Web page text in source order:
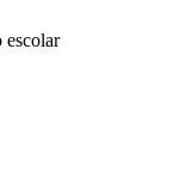
escolar